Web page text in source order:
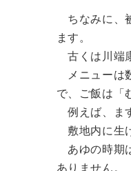
ちなみに、
ます。
古くは川端
メニューは
で、ご飯は「
例えば、ま
敷地内に生
あゆの時期
ありません。